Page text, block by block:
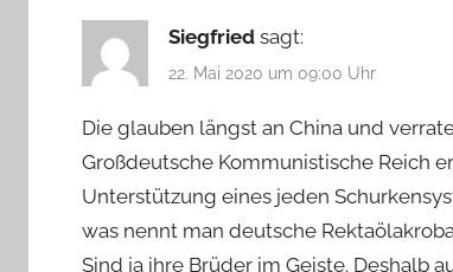
Siegfried sagt:
22. Mai 2020 um 09:00 Uhr
Die glauben längst an China und
Großdeutsche Kommunistische Reich
Unterstützung eines jeden
was nennt man deutsche
Sind ja ihre Brüder im Geiste. Deshalb